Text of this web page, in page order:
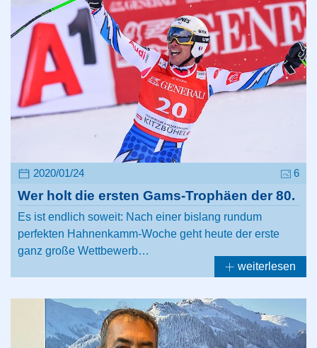
2020/01/24 6
Wer holt die ersten Gams-Trophäen der 80.
Es ist endlich soweit: Nach einer bislang rundum
perfekten Hahnenkamm-Woche geht heute der erste
ganz große Wettbewerb…
weiterlesen